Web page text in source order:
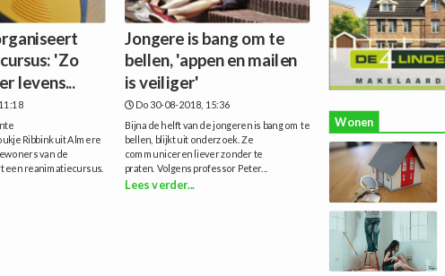
'Zo
levens...
Ribbink uit Almere
van de
een reanimatiecursus.
Jongere is bang om te
bellen, 'appen en mailen
is veiliger'
Do 30-08-2018, 15:36
Bijna de helft van de jongeren is bang om te
bellen, blijkt uit onderzoek. Ze
communiceren liever zonder te
praten. Volgens professor Peter...
Lees verder...
Wonen